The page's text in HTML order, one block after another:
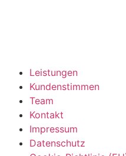
Leistungen
Kundenstimmen
Team
Kontakt
Impressum
Datenschutz